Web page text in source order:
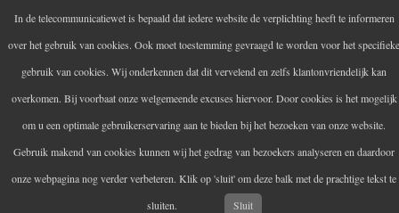
Audio Artem
Uw versterker-audio reparateur
Informatie
In de telecommunicatiewet is bepaald dat iedere website de verplichting heeft te informeren
over het gebruik van cookies. Ook moet toestemming gevraagd te worden voor het specifieke
gebruik van cookies. Wij onderkennen dat dit vervelend en zelfs klantonvriendelijk kan
overkomen. Bij voorbaat onze welgemeende excuses hiervoor. Door cookies is het mogelijk
om u een optimale gebruikerservaring aan te bieden bij het bezoeken van onze website.
Gebruik makend van cookies kunnen wij het gedrag van bezoekers analyseren en daardoor
onze webpagina nog verder verbeteren. Klik op 'sluit' om deze balk met de prachtige tekst te
sluiten.
Sluit